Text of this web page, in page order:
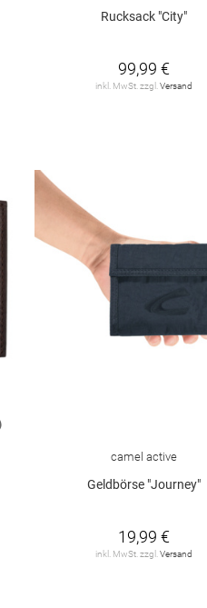
Rucksack "City"
99,99 €
inkl. MwSt. zzgl.Versand
ZUR WUNSCHLISTE HINZUFÜGEN
camel active
Geldbörse "Journey"
19,99 €
inkl. MwSt. zzgl.Versand